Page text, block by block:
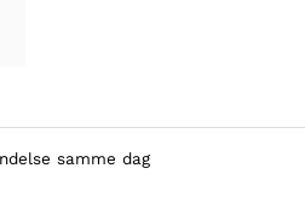
samme dag